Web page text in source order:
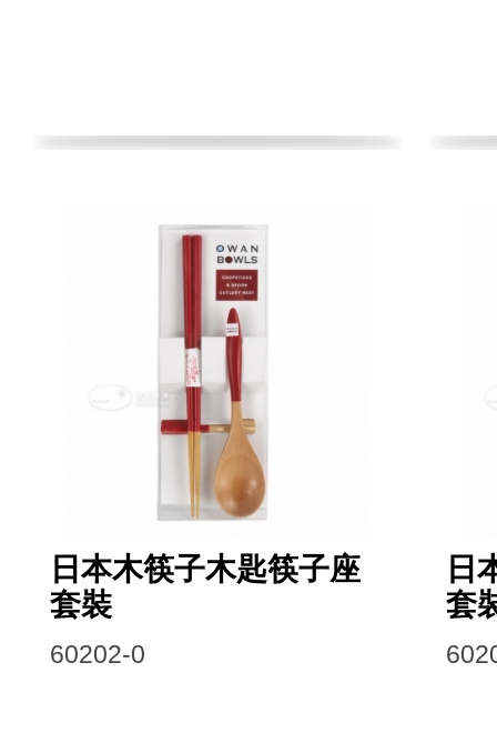
日本木筷子木匙筷子座
套裝
60202-0
日
套